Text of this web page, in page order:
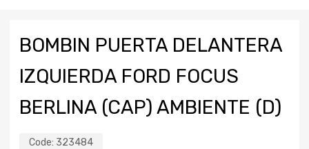
BOMBIN PUERTA DELANTERA
IZQUIERDA FORD FOCUS
BERLINA (CAP) AMBIENTE (D)
Code: 323484